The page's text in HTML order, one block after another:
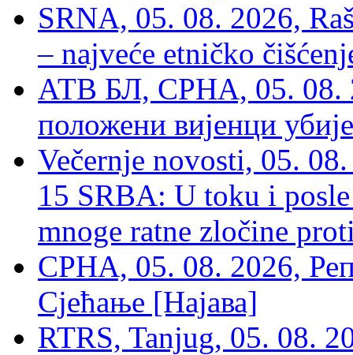
SRNA, 05. 08. 2026,
– najveće etničko
АТВ БЛ, СРНА, 05. 08.
положени вијенци
Večernje novosti, 05.
15 SRBA: U toku i
mnoge ratne zločine
СРНА, 05. 08. 2026,
Сјећање [Најава]
RTRS, Tanjug, 05. 08.